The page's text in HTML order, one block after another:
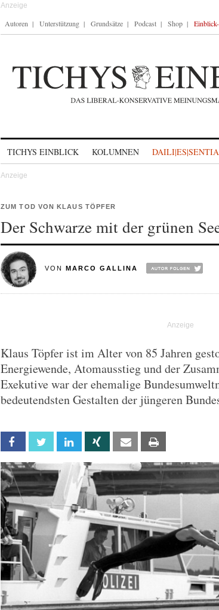
Autoren Unterstützung Grundsätze Podcast Shop
TICHYS EINBLICK KOLUMNEN
ZUM TOD VON KLAUS TÖPFER
Der Schwarze mit der grünen
VON MARCO GALLINA
Klaus Töpfer ist im Alter von 85 Jahren
Energiewende, Atomausstieg und der
Exekutive war der ehemalige
bedeutendsten Gestalten der jüngeren
Facebook Twitter Linkedin Xing Email